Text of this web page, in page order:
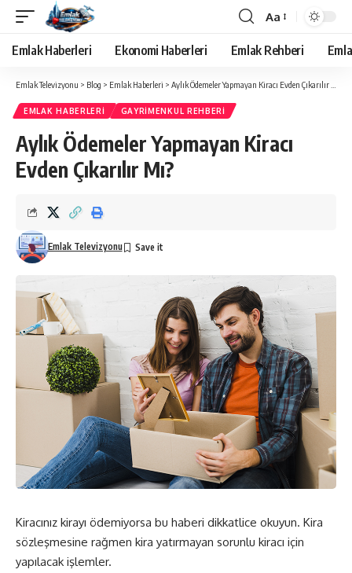
Yazı
Tipi
Boyutlandırıcı
Aa
Emlak Haberleri Ekonomi Haberleri Emlak Rehberi
Emlak Televizyonu > Blog > Emlak Haberleri > Aylık Ödemeler Yapmayan Kiracı Evden Çıkarılır Mı?
EMLAK HABERLERI GAYRIMENKUL REHBERI
Aylık Ödemeler Yapmayan Kiracı
Evden Çıkarılır Mı?
Emlak Televizyonu
Kiracınız kirayı ödemiyorsa bu haberi dikkatlice okuyun. Kira
sözleşmesine rağmen kira yatırmayan sorunlu kiracı için
yapılacak işlemler.